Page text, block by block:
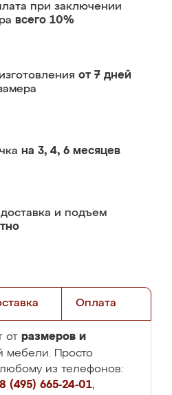
при заключении
всего 10%
от 7 дней
на 3, 4, 6 месяцев
доставка и подъем
Оплата
от размеров и
мебели. Просто
из телефонов:
8 (495) 665-24-01,